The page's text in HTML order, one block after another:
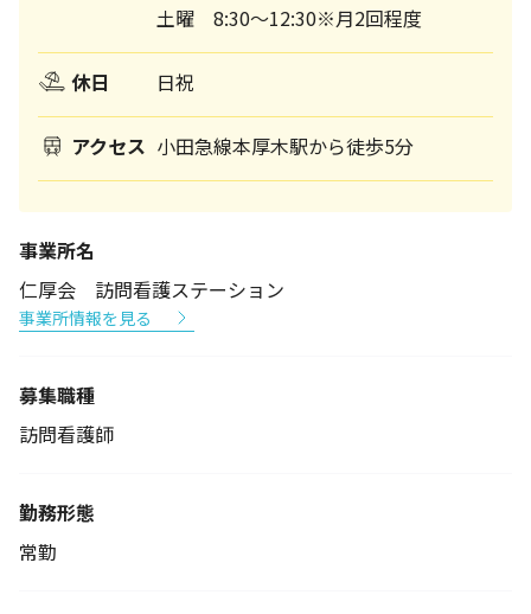
土曜 8:30～12:30※月2回程度
休日 日祝
アクセス 小田急線本厚木駅から徒歩5分
事業所名
仁厚会 訪問看護ステーション
事業所情報を見る
募集職種
訪問看護師
勤務形態
常勤